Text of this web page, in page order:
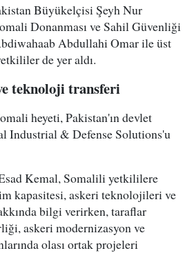
Büyükelçisi Şeyh Nur
Donanması ve Sahil Güvenliği
Abdullahi Omar ile üst
de yer aldı.
teknoloji transferi
heyeti, Pakistan'ın devlet
Industrial & Defense Solutions'u
Kemal, Somalili yetkililere
kapasitesi, askeri teknolojileri ve
bilgi verirken, taraflar
askeri modernizasyon ve
olası ortak projeleri